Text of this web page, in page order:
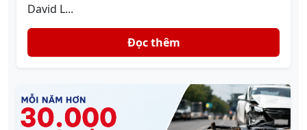
David L...
Đọc thêm